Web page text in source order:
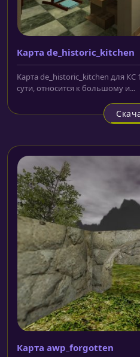
Карта de_historic_kitchen
Карта de_historic_kitchen для КС
сути, относится к большому и...
Карта awp_forgotten